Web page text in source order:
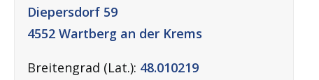
Diepersdorf 59
4552 Wartberg an der Krems
Breitengrad (Lat.): 48.010219